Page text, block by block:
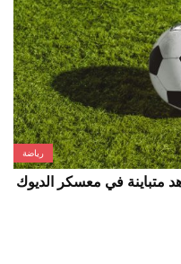
رياضة
في معسكر الديوك